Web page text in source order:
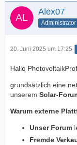
Alex07
Administrator
20. Juni 2025 um 17:25
Hallo
grundsätzlich eine
unserem Solar-
Warum externe
Unser Forum
Fremde